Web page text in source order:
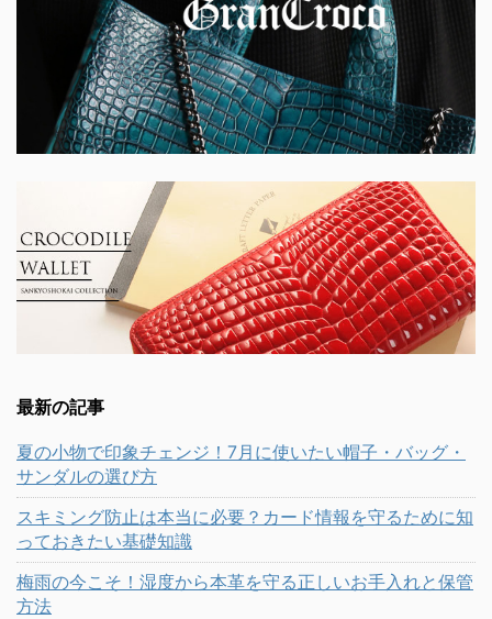
最新の記事
夏の小物で印象チェンジ！7月に使いたい帽子・バッグ・
サンダルの選び方
スキミング防止は本当に必要？カード情報を守るために知
っておきたい基礎知識
梅雨の今こそ！湿度から本革を守る正しいお手入れと保管
方法